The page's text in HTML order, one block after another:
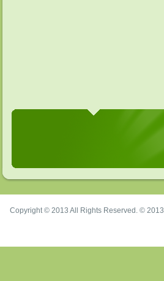
Copyright © 2013 All Rights Reserved. © 2013